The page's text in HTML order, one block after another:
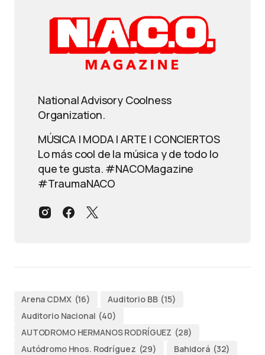
National Advisory Coolness
Organization.
MÚSICA | MODA | ARTE | CONCIERTOS
Lo más cool de la música y de todo lo
que te gusta. #NACOMagazine
#TraumaNACO
Arena CDMX (16) Auditorio BB (15)
Auditorio Nacional (40)
AUTODROMO HERMANOS RODRÍGUEZ (28)
Autódromo Hnos. Rodríguez (29) Bahidorá (32)